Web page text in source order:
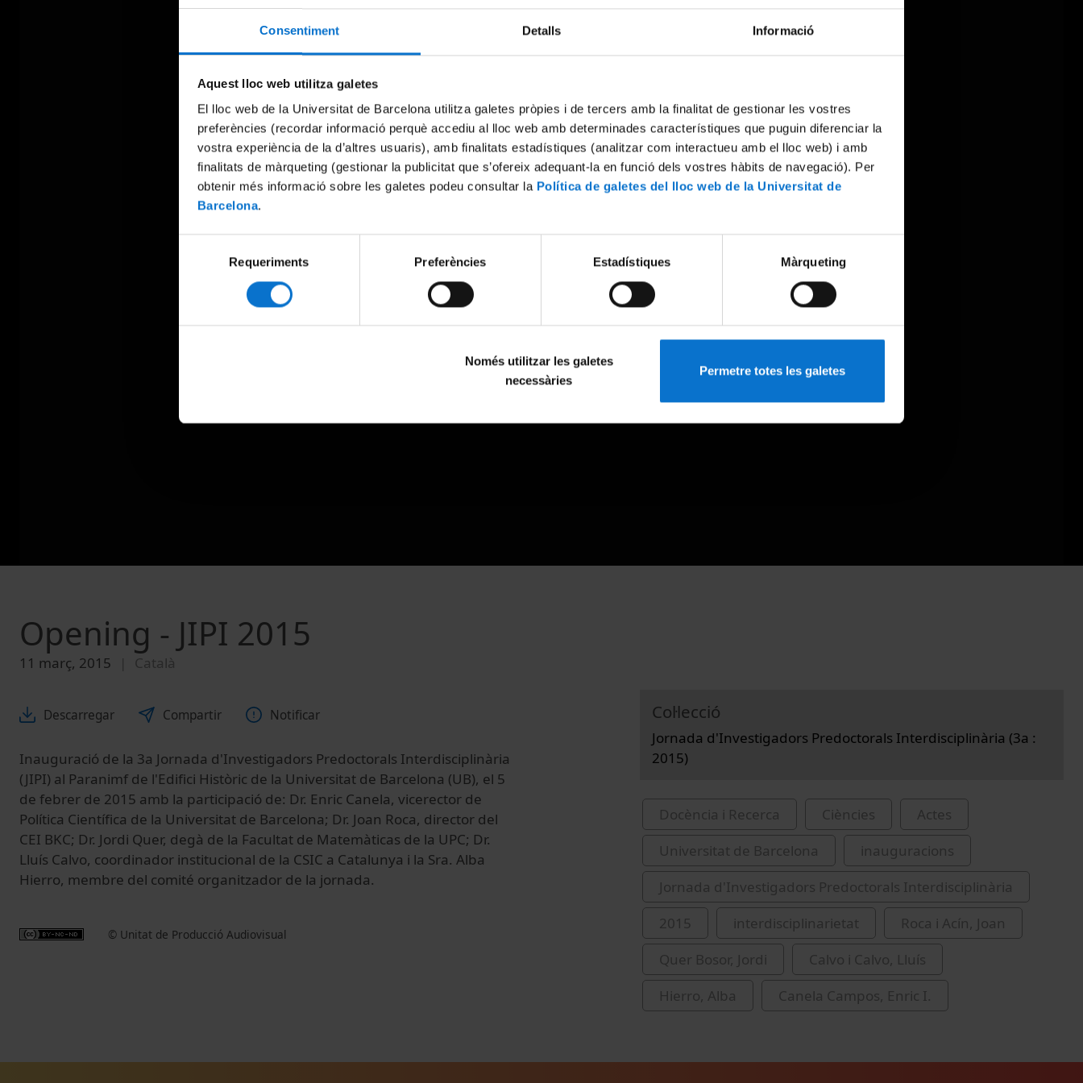
Consentiment Detalls Informació
Aquest lloc web utilitza galetes
El lloc web de la Universitat de Barcelona utilitza galetes pròpies i de tercers amb la finalitat de gestionar les vostres
preferències (recordar informació perquè accediu al lloc web amb determinades característiques que puguin diferenciar la
vostra experiència de la d’altres usuaris), amb finalitats estadístiques (analitzar com interactueu amb el lloc web) i amb
finalitats de màrqueting (gestionar la publicitat que s’ofereix adequant-la en funció dels vostres hàbits de navegació). Per
obtenir més informació sobre les galetes podeu consultar la Política de galetes del lloc web de la Universitat de
Barcelona.
Requeriments Preferències Estadístiques Màrqueting
Només utilitzar les galetes
necessàries
Permetre totes les galetes
Opening - JIPI 2015
11 març, 2015 Català
Descarregar Compartir Notificar
Inauguració de la 3a Jornada d'Investigadors Predoctorals Interdisciplinària
(JIPI) al Paranimf de l'Edifici Històric de la Universitat de Barcelona (UB), el 5
de febrer de 2015 amb la participació de: Dr. Enric Canela, vicerector de
Política Científica de la Universitat de Barcelona; Dr. Joan Roca, director del
CEI BKC; Dr. Jordi Quer, degà de la Facultat de Matemàticas de la UPC; Dr.
Lluís Calvo, coordinador institucional de la CSIC a Catalunya i la Sra. Alba
Hierro, membre del comité organitzador de la jornada.
© Unitat de Producció Audiovisual
Col·lecció
Jornada d'Investigadors Predoctorals Interdisciplinària (3a :
2015)
Docència i Recerca Ciències
Actes
Universitat de Barcelona
inauguracions
Jornada d'Investigadors Predoctorals Interdisciplinària
2015
interdisciplinarietat
Roca i Acín, Joan
Quer Bosor, Jordi
Calvo i Calvo, Lluís
Hierro, Alba
Canela Campos, Enric I.